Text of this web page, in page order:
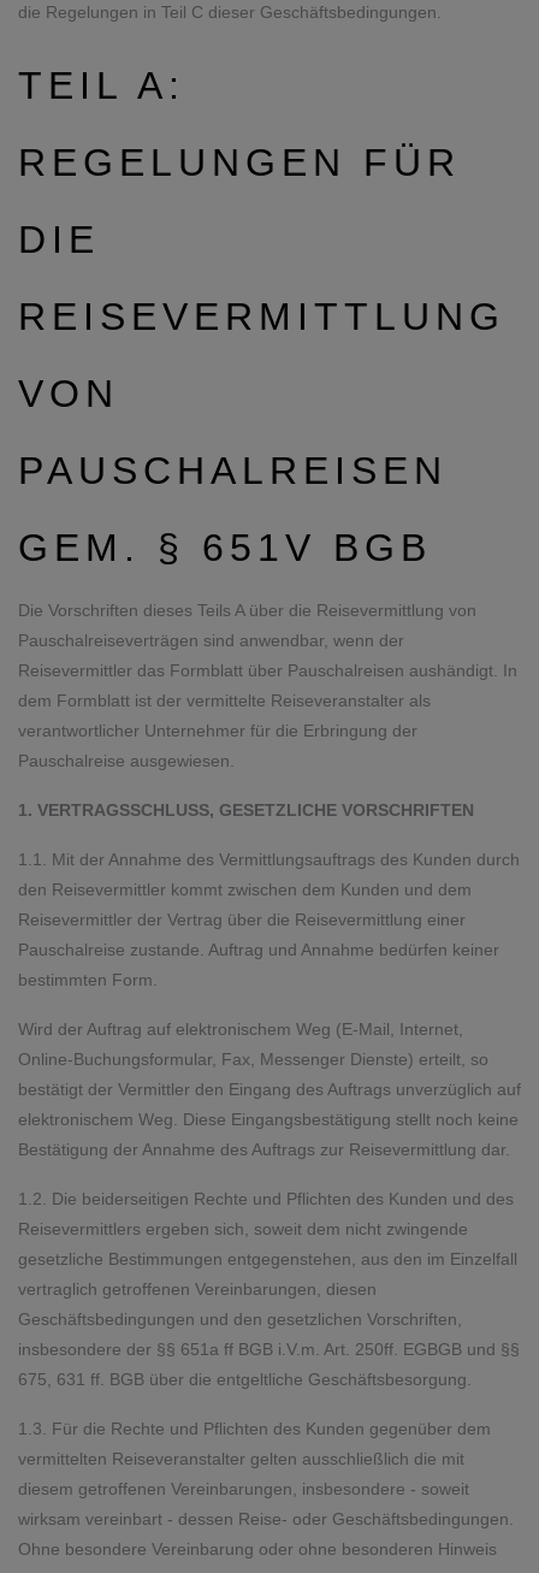
die Regelungen in Teil C dieser Geschäftsbedingungen.
TEIL A:
REGELUNGEN FÜR
DIE
REISEVERMITTLUNG
VON
PAUSCHALREISEN
GEM. § 651V BGB
Die Vorschriften dieses Teils A über die Reisevermittlung von
Pauschalreiseverträgen sind anwendbar, wenn der
Reisevermittler das Formblatt über Pauschalreisen aushändigt. In
dem Formblatt ist der vermittelte Reiseveranstalter als
verantwortlicher Unternehmer für die Erbringung der
Pauschalreise ausgewiesen.
1. VERTRAGSSCHLUSS, GESETZLICHE VORSCHRIFTEN
1.1. Mit der Annahme des Vermittlungsauftrags des Kunden durch
den Reisevermittler kommt zwischen dem Kunden und dem
Reisevermittler der Vertrag über die Reisevermittlung einer
Pauschalreise zu­stande. Auftrag und Annahme bedürfen keiner
bestimmten Form.
Wird der Auftrag auf elektronischem Weg (E-Mail, Internet,
Online-Buchungsformular, Fax, Messenger Dienste) erteilt, so
bestätigt der Vermittler den Eingang des Auftrags unverzüglich auf
elektronischem Weg. Diese Eingangsbestätigung stellt noch keine
Bestätigung der Annahme des Auftrags zur Reisevermittlung dar.
1.2. Die beiderseitigen Rechte und Pflichten des Kunden und des
Reisevermittlers ergeben sich, soweit dem nicht zwingende
gesetzliche Bestimmungen entgegenstehen, aus den im Einzelfall
vertraglich getroffenen Vereinbarungen, diesen
Geschäftsbedingungen und den gesetzlichen Vorschriften,
insbesondere der §§ 651a ff BGB i.V.m. Art. 250ff. EGBGB und §§
675, 631 ff. BGB über die entgeltliche Geschäftsbesorgung.
1.3. Für die Rechte und Pflichten des Kunden gegenüber dem
vermittelten Reiseveranstalter gelten ausschließlich die mit
diesem getroffenen Vereinbarungen, insbesondere - soweit
wirksam vereinbart - dessen Reise- oder Geschäftsbedingungen.
Ohne besondere Vereinbarung oder ohne besonderen Hinweis